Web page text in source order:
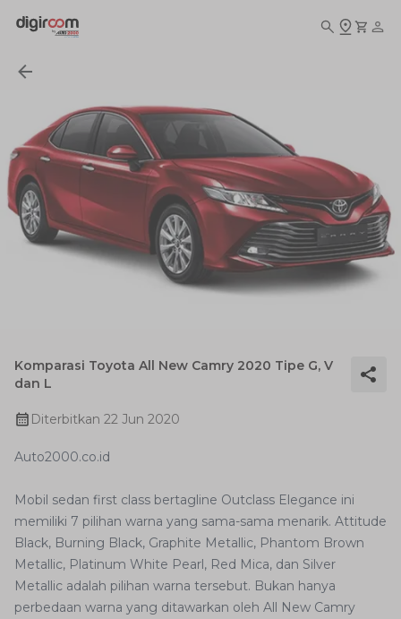
Komparasi Toyota All New Camry 2020 Tipe G, V
dan L
Diterbitkan 22 Jun 2020
Auto2000.co.id
Mobil sedan first class bertagline Outclass Elegance ini
memiliki 7 pilihan warna yang sama-sama menarik. Attitude
Black, Burning Black, Graphite Metallic, Phantom Brown
Metallic, Platinum White Pearl, Red Mica, dan Silver
Metallic adalah pilihan warna tersebut. Bukan hanya
perbedaan warna yang ditawarkan oleh All New Camry